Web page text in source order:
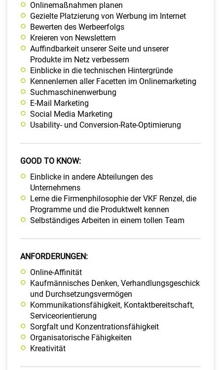
Onlinemaßnahmen planen
Gezielte Platzierung von Werbung im Internet
Bewerten des Werbeerfolgs
Kreieren von Newslettern
Auffindbarkeit unserer Seite und unserer
Produkte im Netz verbessern
Einblicke in die technischen Hintergründe
Kennenlernen aller Facetten im Onlinemarketing
Suchmaschinenwerbung
E-Mail Marketing
Social Media Marketing
Usability- und Conversion-Rate-Optimierung
GOOD TO KNOW:
Einblicke in andere Abteilungen des
Unternehmens
Lerne die Firmenphilosophie der VKF Renzel, die
Programme und die Produktwelt kennen
Selbständiges Arbeiten in einem tollen Team
ANFORDERUNGEN:
Online-Affinität
Kaufmännisches Denken, Verhandlungsgeschick
und Durchsetzungsvermögen
Kommunikationsfähigkeit, Kontaktbereitschaft,
Serviceorientierung
Sorgfalt und Konzentrationsfähigkeit
Organisatorische Fähigkeiten
Kreativität